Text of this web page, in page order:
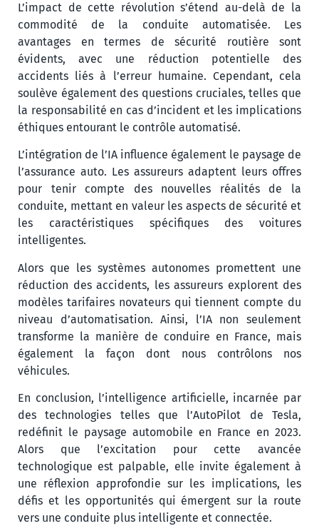
L’impact de cette révolution s’étend au-delà de la
commodité de la conduite automatisée. Les
avantages en termes de sécurité routière sont
évidents, avec une réduction potentielle des
accidents liés à l’erreur humaine. Cependant, cela
soulève également des questions cruciales, telles que
la responsabilité en cas d’incident et les implications
éthiques entourant le contrôle automatisé.
L’intégration de l’IA influence également le paysage de
l’assurance auto. Les assureurs adaptent leurs offres
pour tenir compte des nouvelles réalités de la
conduite, mettant en valeur les aspects de sécurité et
les caractéristiques spécifiques des voitures
intelligentes.
Alors que les systèmes autonomes promettent une
réduction des accidents, les assureurs explorent des
modèles tarifaires novateurs qui tiennent compte du
niveau d’automatisation. Ainsi, l’IA non seulement
transforme la manière de conduire en France, mais
également la façon dont nous contrôlons nos
véhicules.
En conclusion, l’intelligence artificielle, incarnée par
des technologies telles que l’AutoPilot de Tesla,
redéfinit le paysage automobile en France en 2023.
Alors que l’excitation pour cette avancée
technologique est palpable, elle invite également à
une réflexion approfondie sur les implications, les
défis et les opportunités qui émergent sur la route
vers une conduite plus intelligente et connectée.